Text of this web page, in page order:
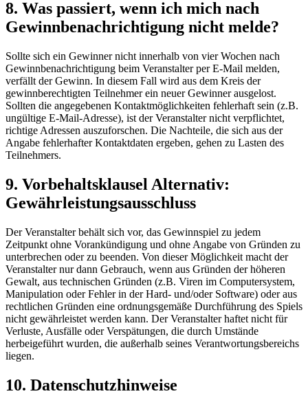
8. Was passiert, wenn ich mich nach
Gewinnbenachrichtigung nicht melde?
Sollte sich ein Gewinner nicht innerhalb von vier Wochen nach
Gewinnbenachrichtigung beim Veranstalter per E-Mail melden,
verfällt der Gewinn. In diesem Fall wird aus dem Kreis der
gewinnberechtigten Teilnehmer ein neuer Gewinner ausgelost.
Sollten die angegebenen Kontaktmöglichkeiten fehlerhaft sein (z.B.
ungültige E-Mail-Adresse), ist der Veranstalter nicht verpflichtet,
richtige Adressen auszuforschen. Die Nachteile, die sich aus der
Angabe fehlerhafter Kontaktdaten ergeben, gehen zu Lasten des
Teilnehmers.
9. Vorbehaltsklausel Alternativ:
Gewährleistungsausschluss
Der Veranstalter behält sich vor, das Gewinnspiel zu jedem
Zeitpunkt ohne Vorankündigung und ohne Angabe von Gründen zu
unterbrechen oder zu beenden. Von dieser Möglichkeit macht der
Veranstalter nur dann Gebrauch, wenn aus Gründen der höheren
Gewalt, aus technischen Gründen (z.B. Viren im Computersystem,
Manipulation oder Fehler in der Hard- und/oder Software) oder aus
rechtlichen Gründen eine ordnungsgemäße Durchführung des Spiels
nicht gewährleistet werden kann. Der Veranstalter haftet nicht für
Verluste, Ausfälle oder Verspätungen, die durch Umstände
herbeigeführt wurden, die außerhalb seines Verantwortungsbereichs
liegen.
10. Datenschutzhinweise